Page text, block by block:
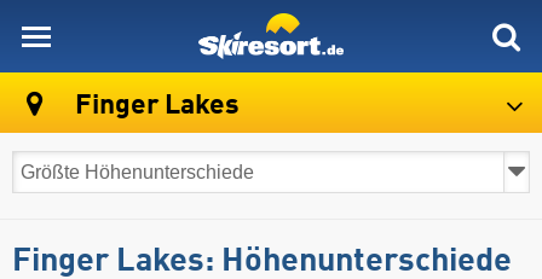
Finger Lakes
Finger Lakes: Höhenunterschiede